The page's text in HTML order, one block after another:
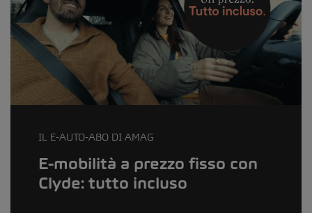
IL E-AUTO-ABO DI AMAG
E-mobilità a prezzo fisso con
Clyde: tutto incluso